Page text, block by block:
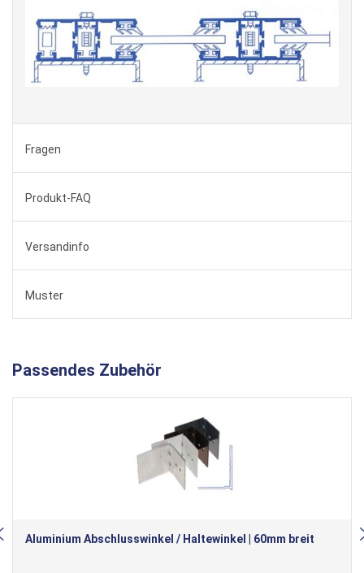
Fragen
Produkt-FAQ
Versandinfo
Muster
Passendes Zubehör
Aluminium Abschlusswinkel / Haltewinkel | 60mm breit